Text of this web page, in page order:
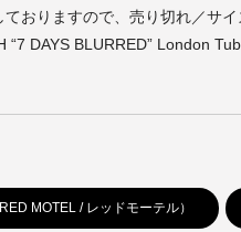
ておりますので、売り切れ／サ
“7 DAYS BLURRED” London
MOTEL / レッドモーテル）